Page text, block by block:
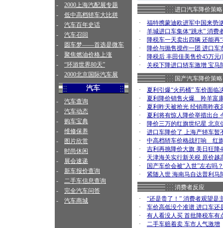
- 2000上海汽配展专题
- 低中高档轿车大比拼
- 汽车百年史话
- 汽车召回
-
圆车梦——首选是微车
- 聚焦燃油价格上涨
- “环游世界80天”
- 2000北京国际汽车展
汽车
- 汽车查询
- 汽车动态
- 购车宝典
- 维修保养
-
图片欣赏
- 时尚休闲
- 展会速递
- 新车报价查询
- 二手车信息查询
- 完全汽车问答
- 汽车商城
进口汽车降价策略
· 福特携蒙迪欧进军中国来势
· 羊城进口车集体“跳水” 消费
· 降税车一天卖出四辆 还能再
· 降价与抛售搅作一团 进口车
· 降税后 丰田佳美售价45万元
· 关税下降进口轿车激增 宝马
国产汽车降价策略
· 夏利引爆“火药桶” 车价面临
· 夏利降价销售火爆 羚羊富
· 夏利昨天被抢光 经销商昨夜
· 夏利将有惊人降价举措出台
· 降价三万的红旗世纪星 北京
· 进口车降价了 上海产轿车暂
· 中高档轿车价格战打响 红
· 吉利再挑降价大旗 美日狂降
· 天津海关实行新关税 原价越
·
国产车价会被“入世”左右吗？
· 紧随入世 海南马自达普利马
消费者反应
· “还是贵了！” 消费者观望是
· 车价高低没个准谱 进口车还
· 有人看没人买 首批降税车有
· 二手车赔着卖 车市人气激增